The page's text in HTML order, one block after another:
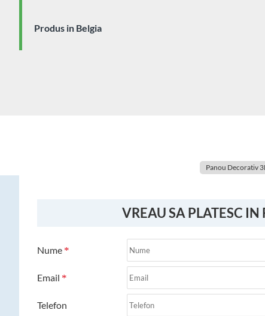
Produs in Belgia
Panou Decorativ
VREAU SA PLATESC IN
Nume
Email
Telefon